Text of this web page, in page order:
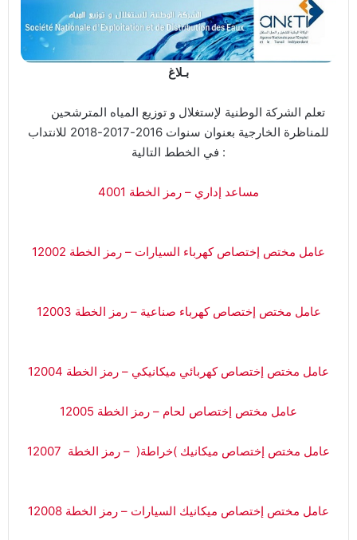
بـلاغ
للمناظرة الخارجية بعنوان سنوات 2016-2017-2018 للانتداب
في الخطط التالية :
مساعد إداري – رمز الخطة 4001
عامل مختص إختصاص كهرباء السيارات – رمز الخطة 12002
عامل مختص إختصاص كهرباء صناعية – رمز الخطة 12003
عامل مختص إختصاص كهربائي ميكانيكي – رمز الخطة 12004
عامل مختص إختصاص لحام – رمز الخطة 12005
عامل مختص إختصاص ميكانيك )خراطة( – رمز الخطة 12007
عامل مختص إختصاص ميكانيك السيارات – رمز الخطة 12008